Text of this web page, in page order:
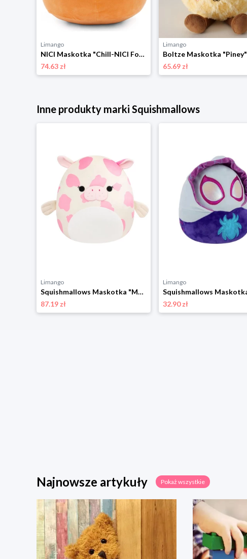
Limango
NICI Maskotka "Chill-NICI Fox" - 0+ rozmiar: onesize
74.63 zł
Limango
65.69 zł
Inne produkty marki Squishmallows
Limango
Squishmallows Maskotka "Mondy - Hot Pink And White Sea Cow" - 3+ rozmiar: onesize
87.19 zł
Limango
32.90 zł
Najnowsze artykuły Pokaż wszystkie